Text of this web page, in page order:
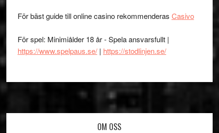
För bäst guide till online casino rekommenderas Casivo
För spel: Minimiålder 18 år - Spela ansvarsfullt |
https://www.spelpaus.se/| https://stodlinjen.se/
OM OSS